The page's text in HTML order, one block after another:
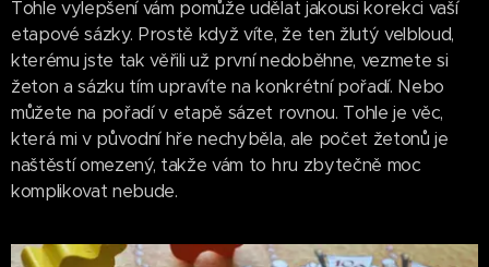
Tohle vylepšení vám pomůže udělat jakousi korekci vaší
etapové sázky. Prostě když víte, že ten žlutý velbloud,
kterému jste tak věřili už první nedoběhne, vezmete si
žeton a sázku tím upravíte na konkrétní pořadí. Nebo
můžete na pořadí v etapě sázet rovnou. Tohle je věc,
která mi v původní hře nechyběla, ale počet žetonů je
naštěstí omezený, takže vám to hru zbytečně moc
komplikovat nebude.